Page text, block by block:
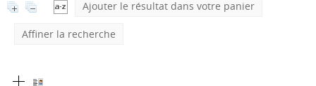
Ajouter le résultat dans votre panier
Affiner la recherche